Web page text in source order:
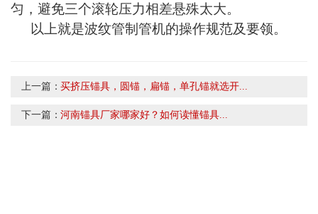
匀，避免三个滚轮压力相差悬殊太大。
以上就是波纹管制管机的操作规范及要领。
上一篇：买挤压锚具，圆锚，扁锚，单孔锚就选开...
下一篇：河南锚具厂家哪家好？如何读懂锚具...